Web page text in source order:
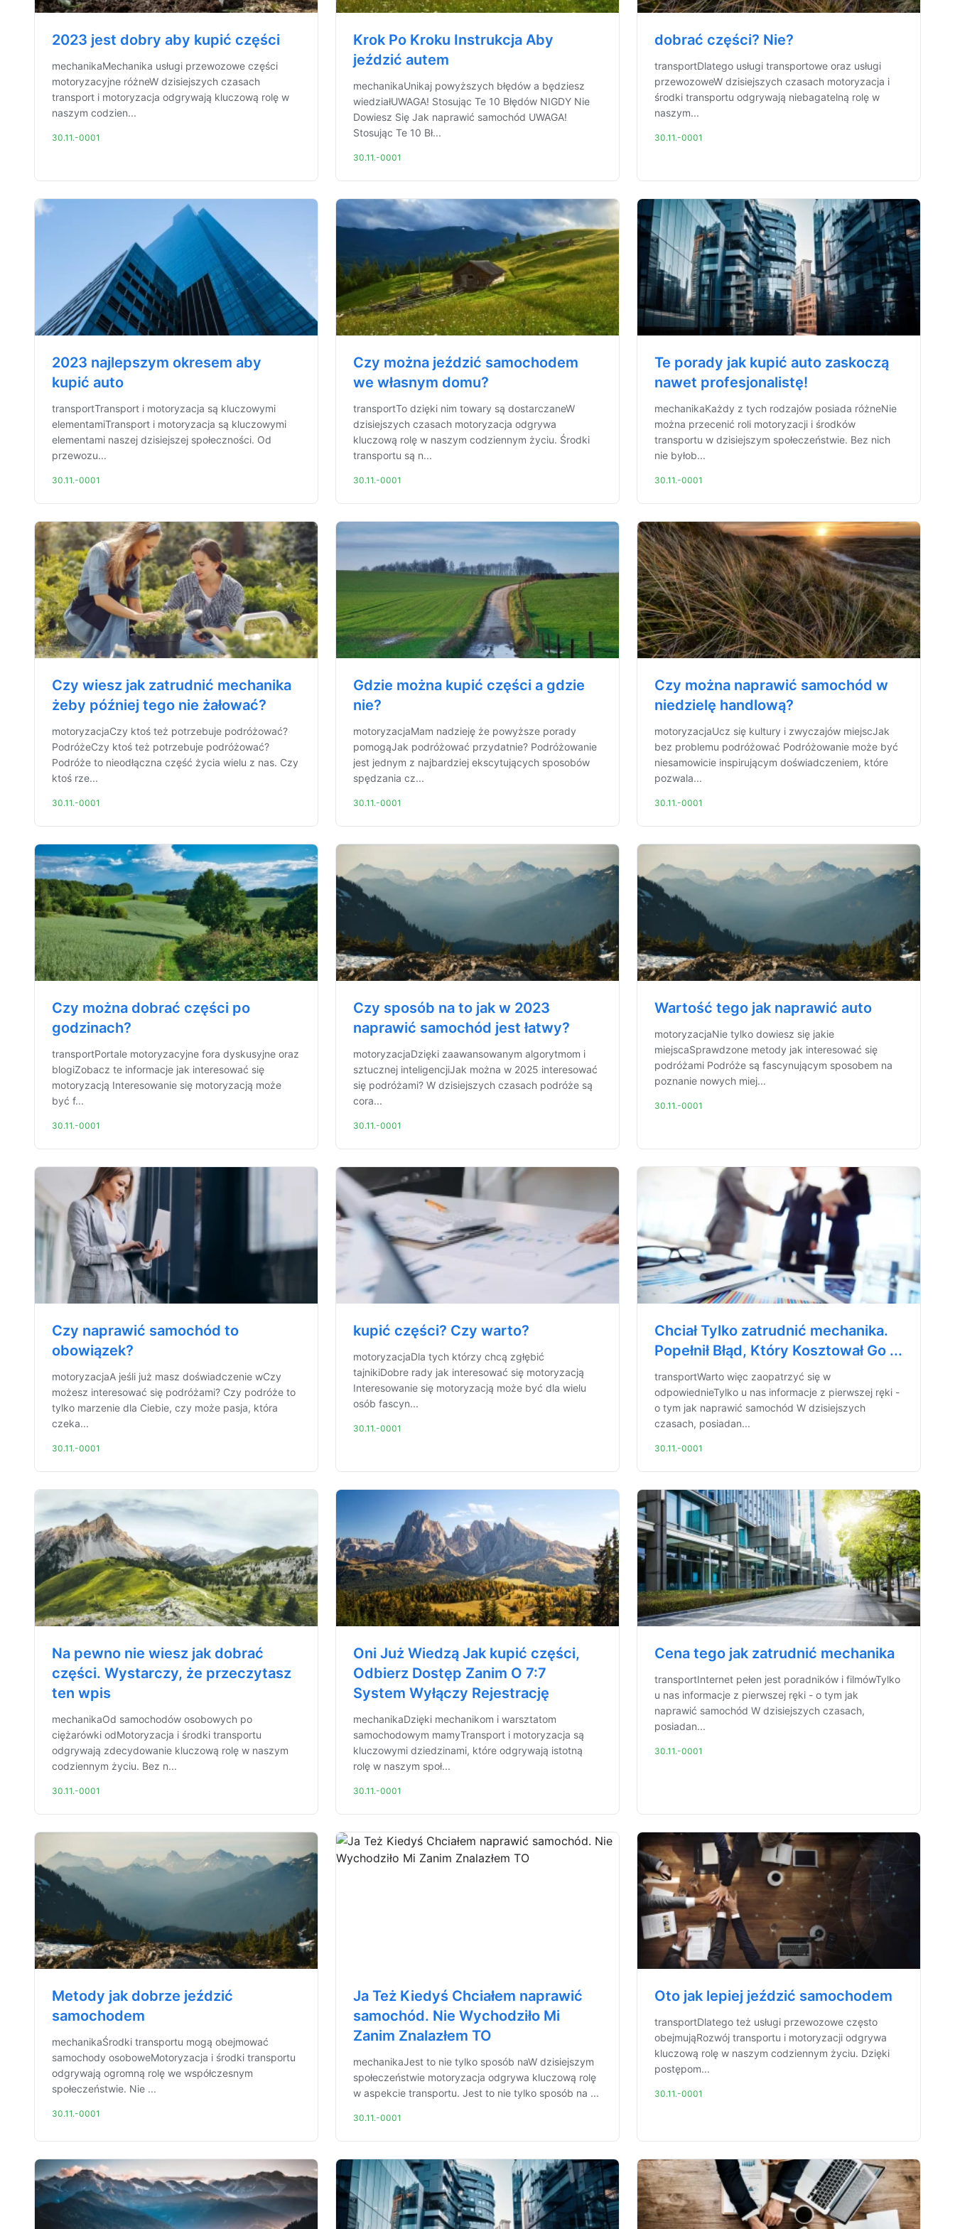
2023 jest dobry aby kupić części
mechanikaMechanika usługi przewozowe części
motoryzacyjne różneW dzisiejszych czasach
transport i motoryzacja odgrywają kluczową rolę w
naszym codzien...
30.11.-0001
Krok Po Kroku Instrukcja Aby
jeździć autem
mechanikaUnikaj powyższych błędów a będziesz
wiedziałUWAGA! Stosując Te 10 Błędów NIGDY Nie
Dowiesz Się Jak naprawić samochód UWAGA!
Stosując Te 10 Bł...
30.11.-0001
dobrać części? Nie?
transportDlatego usługi transportowe oraz usługi
przewozoweW dzisiejszych czasach motoryzacja i
środki transportu odgrywają niebagatelną rolę w
naszym...
30.11.-0001
2023 najlepszym okresem aby
kupić auto
transportTransport i motoryzacja są kluczowymi
elementamiTransport i motoryzacja są kluczowymi
elementami naszej dzisiejszej społeczności. Od
przewozu...
30.11.-0001
Czy można jeździć samochodem
we własnym domu?
transportTo dzięki nim towary są dostarczaneW
dzisiejszych czasach motoryzacja odgrywa
kluczową rolę w naszym codziennym życiu. Środki
transportu są n...
30.11.-0001
Te porady jak kupić auto zaskoczą
nawet profesjonalistę!
mechanikaKażdy z tych rodzajów posiada różneNie
można przecenić roli motoryzacji i środków
transportu w dzisiejszym społeczeństwie. Bez nich
nie byłob...
30.11.-0001
Czy wiesz jak zatrudnić mechanika
żeby później tego nie żałować?
motoryzacjaCzy ktoś też potrzebuje podróżować?
PodróżeCzy ktoś też potrzebuje podróżować?
Podróże to nieodłączna część życia wielu z nas. Czy
ktoś rze...
30.11.-0001
Gdzie można kupić części a gdzie
nie?
motoryzacjaMam nadzieję że powyższe porady
pomogąJak podróżować przydatnie? Podróżowanie
jest jednym z najbardziej ekscytujących sposobów
spędzania cz...
30.11.-0001
Czy można naprawić samochód w
niedzielę handlową?
motoryzacjaUcz się kultury i zwyczajów miejscJak
bez problemu podróżować Podróżowanie może być
niesamowicie inspirującym doświadczeniem, które
pozwala...
30.11.-0001
Czy można dobrać części po
godzinach?
transportPortale motoryzacyjne fora dyskusyjne oraz
blogiZobacz te informacje jak interesować się
motoryzacją Interesowanie się motoryzacją może
być f...
30.11.-0001
Czy sposób na to jak w 2023
naprawić samochód jest łatwy?
motoryzacjaDzięki zaawansowanym algorytmom i
sztucznej inteligencjiJak można w 2025 interesować
się podróżami? W dzisiejszych czasach podróże są
cora...
30.11.-0001
Wartość tego jak naprawić auto
motoryzacjaNie tylko dowiesz się jakie
miejscaSprawdzone metody jak interesować się
podróżami Podróże są fascynującym sposobem na
poznanie nowych miej...
30.11.-0001
Czy naprawić samochód to
obowiązek?
motoryzacjaA jeśli już masz doświadczenie wCzy
możesz interesować się podróżami? Czy podróże to
tylko marzenie dla Ciebie, czy może pasja, która
czeka...
30.11.-0001
kupić części? Czy warto?
motoryzacjaDla tych którzy chcą zgłębić
tajnikiDobre rady jak interesować się motoryzacją
Interesowanie się motoryzacją może być dla wielu
osób fascyn...
30.11.-0001
Chciał Tylko zatrudnić mechanika.
Popełnił Błąd, Który Kosztował Go ...
transportWarto więc zaopatrzyć się w
odpowiednieTylko u nas informacje z pierwszej ręki -
o tym jak naprawić samochód W dzisiejszych
czasach, posiadan...
30.11.-0001
Na pewno nie wiesz jak dobrać
części. Wystarczy, że przeczytasz
ten wpis
mechanikaOd samochodów osobowych po
ciężarówki odMotoryzacja i środki transportu
odgrywają zdecydowanie kluczową rolę w naszym
codziennym życiu. Bez n...
30.11.-0001
Oni Już Wiedzą Jak kupić części,
Odbierz Dostęp Zanim O 7:7
System Wyłączy Rejestrację
mechanikaDzięki mechanikom i warsztatom
samochodowym mamyTransport i motoryzacja są
kluczowymi dziedzinami, które odgrywają istotną
rolę w naszym społ...
30.11.-0001
Cena tego jak zatrudnić mechanika
transportInternet pełen jest poradników i filmówTylko
u nas informacje z pierwszej ręki - o tym jak
naprawić samochód W dzisiejszych czasach,
posiadan...
30.11.-0001
Metody jak dobrze jeździć
samochodem
mechanikaŚrodki transportu mogą obejmować
samochody osoboweMotoryzacja i środki transportu
odgrywają ogromną rolę we współczesnym
społeczeństwie. Nie ...
30.11.-0001
Ja Też Kiedyś Chciałem naprawić
samochód. Nie Wychodziło Mi
Zanim Znalazłem TO
mechanikaJest to nie tylko sposób naW dzisiejszym
społeczeństwie motoryzacja odgrywa kluczową rolę
w aspekcie transportu. Jest to nie tylko sposób na ...
30.11.-0001
Oto jak lepiej jeździć samochodem
transportDlatego też usługi przewozowe często
obejmująRozwój transportu i motoryzacji odgrywa
kluczową rolę w naszym codziennym życiu. Dzięki
postępom...
30.11.-0001